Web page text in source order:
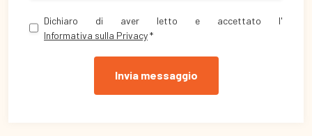
Dichiaro di aver letto e accettato l'
Informativa sulla Privacy*
Invia messaggio